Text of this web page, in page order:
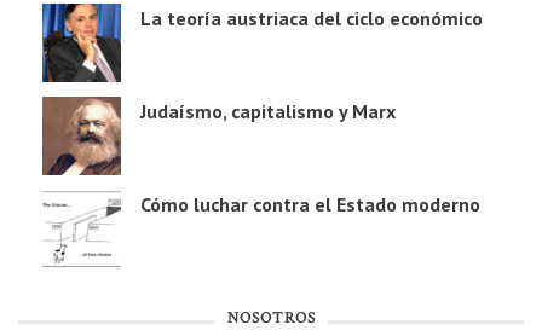
La teoría austriaca del ciclo económico
Judaísmo, capitalismo y Marx
Cómo luchar contra el Estado moderno
NOSOTROS